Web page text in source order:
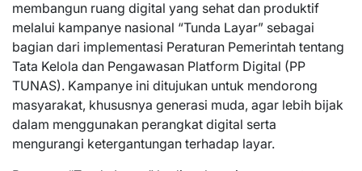
membangun ruang digital yang sehat dan produktif
melalui kampanye nasional “Tunda Layar” sebagai
bagian dari implementasi Peraturan Pemerintah tentang
Tata Kelola dan Pengawasan Platform Digital (PP
TUNAS). Kampanye ini ditujukan untuk mendorong
masyarakat, khususnya generasi muda, agar lebih bijak
dalam menggunakan perangkat digital serta
mengurangi ketergantungan terhadap layar.